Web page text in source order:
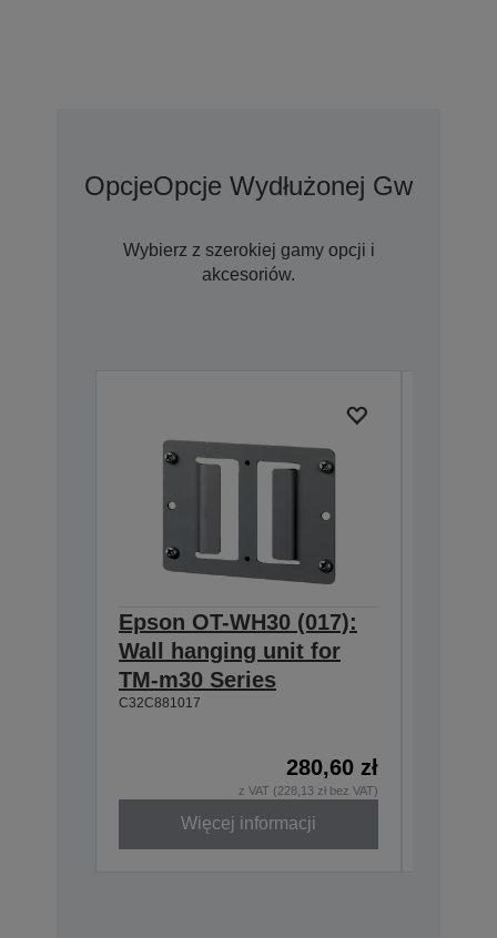
OpcjeOpcje Wydłużonej
Wybierz z szerokiej gamy opcji i
akcesoriów.
Epson OT-WH30 (017):
Wall hanging unit for
TM-m30 Series
C32C881017
280,60 zł
z VAT (228,13 zł bez VAT)
Więcej informacji